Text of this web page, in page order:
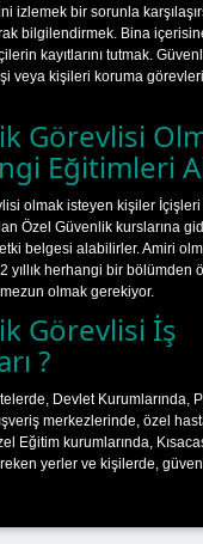
izlemek bir sorunla
bilgilendirmek. Bina
kayıtlarını tutmak.
veya kişileri koruma
Görevlisi
Eğitimleri
olmak isteyen kişiler İçişleri
Özel Güvenlik kurslarına
belgesi alabilirler. Amiri
yıllık herhangi bir bölümden
olmak gerekiyor.
Görevlisi İş
?
Devlet Kurumlarında,
merkezlerinde, özel
Eğitim kurumlarında,
yerler ve kişilerde,